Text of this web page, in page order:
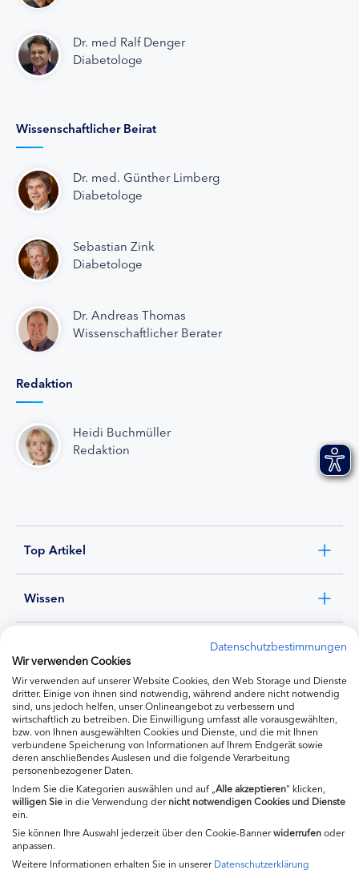
Dr. med Ralf Denger
Diabetologe
Wissenschaftlicher Beirat
Dr. med. Günther Limberg
Diabetologe
Sebastian Zink
Diabetologe
Dr. Andreas Thomas
Wissenschaftlicher Berater
Redaktion
Heidi Buchmüller
Redaktion
Top Artikel
Wissen
Ernährung
Produkte
Datenschutzbestimmungen
Wir verwenden Cookies
Wir verwenden auf unserer Website Cookies, den Web Storage und Dienste
dritter. Einige von ihnen sind notwendig, während andere nicht notwendig
sind, uns jedoch helfen, unser Onlineangebot zu verbessern und
wirtschaftlich zu betreiben. Die Einwilligung umfasst alle vorausgewählten,
bzw. von Ihnen ausgewählten Cookies und Dienste, und die mit Ihnen
verbundene Speicherung von Informationen auf Ihrem Endgerät sowie
deren anschließendes Auslesen und die folgende Verarbeitung
personenbezogener Daten.
Indem Sie die Kategorien auswählen und auf „ Alle akzeptieren“ klicken,
willigenSie in die Verwendung dernicht notwendigen Cookies und Dienste
ein.
Sie können Ihre Auswahl jederzeit über den Cookie-Bannerwiderrufenoder
anpassen.
Weitere Informationen erhalten Sie in unsererDatenschutzerklärung